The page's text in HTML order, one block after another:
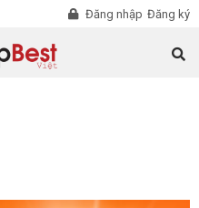
Đăng nhập Đăng ký